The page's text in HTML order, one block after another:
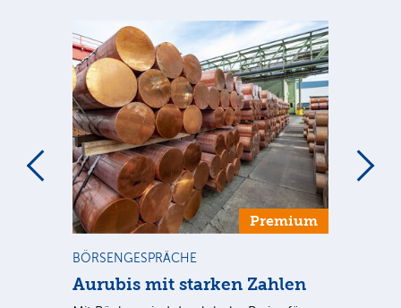
Premium
BÖRSENGESPRÄCHE
Aurubis mit starken Zahlen